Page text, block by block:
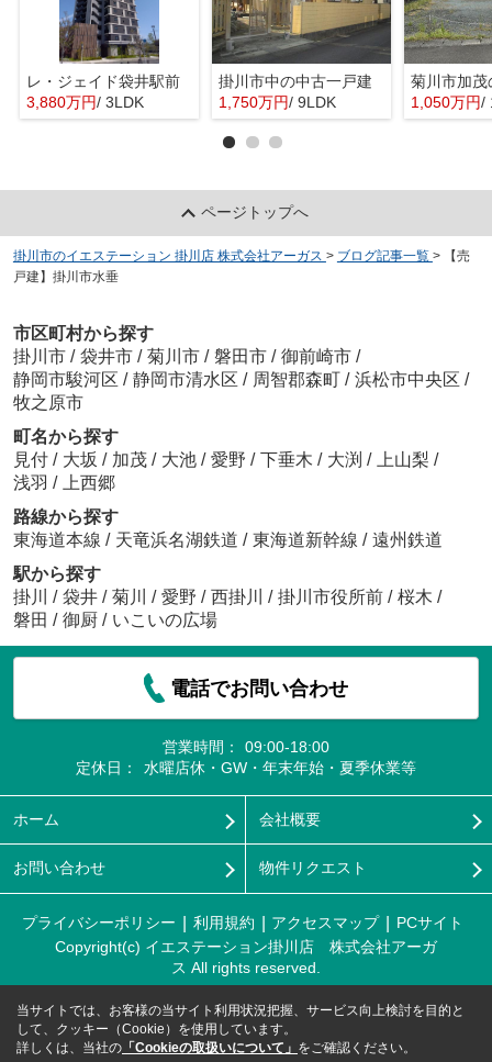
レ・ジェイド袋井駅前
3,880万円/ 3LDK
掛川市中の中古一戸建
1,750万円/ 9LDK
菊川市加茂
1,050万円/
ページトップへ
掛川市のイエステーション 掛川店 株式会社アーガス > ブログ記事一覧 >
【売
戸建】掛川市水垂
市区町村から探す
掛川市 / 袋井市 / 菊川市 / 磐田市 / 御前崎市 /
静岡市駿河区 / 静岡市清水区 / 周智郡森町 / 浜松市中央区 /
牧之原市
町名から探す
見付 / 大坂 / 加茂 / 大池 / 愛野 / 下垂木 / 大渕 / 上山梨 /
浅羽 /
上西郷
路線から探す
東海道本線 / 天竜浜名湖鉄道 / 東海道新幹線 / 遠州鉄道
駅から探す
掛川
/ 袋井 / 菊川 / 愛野 / 西掛川 / 掛川市役所前 / 桜木 /
磐田 / 御厨 / いこいの広場
電話でお問い合わせ
営業時間：
09:00-18:00
定休日：
水曜店休・GW・年末年始・夏季休業等
ホーム 会社概要
お問い合わせ 物件リクエスト
プライバシーポリシー 利用規約 アクセスマップ
PCサイト
Copyright(c) イエステーション掛川店 株式会社アーガ
ス All rights reserved.
当サイトでは、お客様の当サイト利用状況把握、サービス向上検討を目的と
して、クッキー（Cookie）を使用しています。
詳しくは、当社の 「Cookieの取扱いについて」 をご確認ください。